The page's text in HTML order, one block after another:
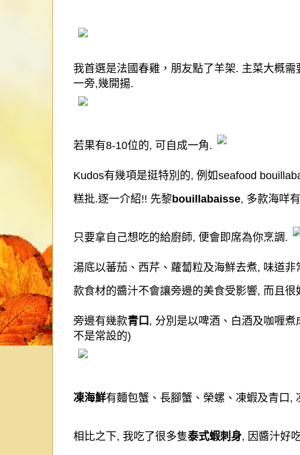
我首選是法國春雞， 朋友點了羊架. 主菜大概需
一旁,幾開揚.
若果有8-10位的, 可自成一角.
Kudos有幾項是挺特別的, 例如seafood
糕批.逐一介紹!! 先黎bouillabaisse, 多款海咩
只要拿自己想吃的給廚師, 便會即席為你烹調.
湯底以蕃茄、西芹、蘿蔔粒及海鮮去煮, 味道非
款食材的醬汁不會讓旁邊的美食受影響, 而且很
旁邊有幾款青口 , 分別是以啤酒、白酒及咖喱煮
不是常設的)
凍海鮮有麵包蟹、長腳蟹、榮螺、凍蝦及青口 ,
相比之下, 我吃了很多隻泰式蝦刺身, 因醬汁好